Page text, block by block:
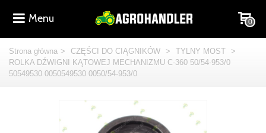
Menu 0
Strona główna > CZĘŚCI DO CIĄGNIKÓW > TYLNY MOST >
ROLKA DŹWIGNI KĄTOWEJ MECHANIZMU C-360 50/54-953/0
50549530 0050549530 0050/54-953/0